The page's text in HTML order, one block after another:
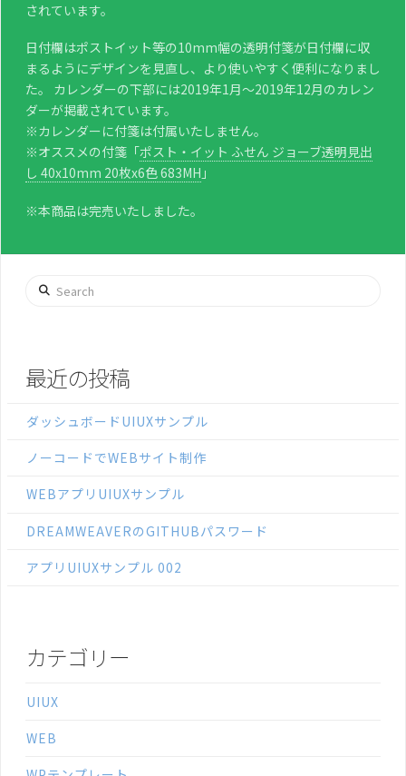
されています。
日付欄はポストイット等の10mm幅の透明付箋が日付欄に収
まるようにデザインを見直し、より使いやすく便利になりまし
た。 カレンダーの下部には2019年1月～2019年12月のカレン
ダーが掲載されています。
※カレンダーに付箋は付属いたしません。
※オススメの付箋「ポスト・イット ふせん ジョーブ透明見出
し 40x10mm 20枚x6色 683MH 」
※本商品は完売いたしました。
Search
最近の投稿
ダッシュボードUIUXサンプル
ノーコードでWEBサイト制作
WEBアプリUIUXサンプル
DREAMWEAVERのGITHUBパスワード
アプリUIUXサンプル 002
カテゴリー
UIUX
WEB